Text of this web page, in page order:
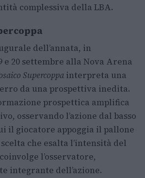
complessiva della LBA.
dell’annata, in
e 20 settembre alla Nova Arena
Supercoppa interpreta una
da una prospettiva inedita.
prospettica amplifica
osservando l’azione dal basso
il giocatore appoggia il pallone
che esalta l’intensità del
l’osservatore,
integrante dell’azione.